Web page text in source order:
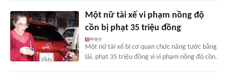
Một nữ tài xế vi phạm nồng độ
cồn bị phạt 35 triệu đồng
Một nữ tài xế bị cơ quan chức năng tước bằng
lái, phạt 35 triệu đồng vì vi phạm nồng độ cồn.